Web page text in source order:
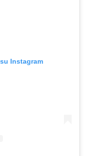
Instagram